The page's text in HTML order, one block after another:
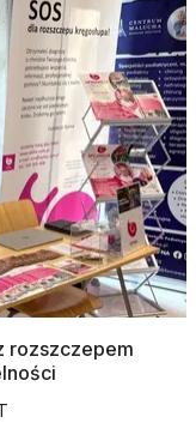
rozszczepem